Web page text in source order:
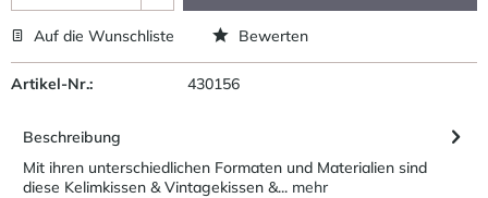
Auf die Wunschliste Bewerten
Artikel-Nr.: 430156
Beschreibung
Mit ihren unterschiedlichen Formaten und Materialien sind
diese Kelimkissen & Vintagekissen &... mehr